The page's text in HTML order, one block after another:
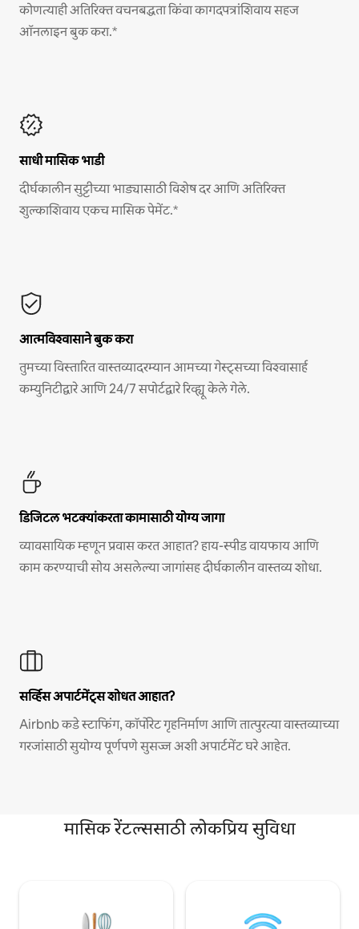
कोणत्याही अतिरिक्त वचनबद्धता किंवा कागदपत्रांशिवाय सहज
ऑनलाइन बुक करा.*
साधी मासिक भाडी
दीर्घकालीन सुट्टीच्या भाड्यासाठी विशेष दर आणि अतिरिक्त
शुल्काशिवाय एकच मासिक पेमेंट.*
आत्मविश्वासाने बुक करा
तुमच्या विस्तारित वास्तव्यादरम्यान आमच्या गेस्ट्सच्या विश्वासार्ह
कम्युनिटीद्वारे आणि 24/7 सपोर्टद्वारे रिव्ह्यू केले गेले.
डिजिटल भटक्यांकरता कामासाठी योग्य जागा
व्यावसायिक म्हणून प्रवास करत आहात? हाय-स्पीड वायफाय आणि
काम करण्याची सोय असलेल्या जागांसह दीर्घकालीन वास्तव्य शोधा.
सर्व्हिस अपार्टमेंट्स शोधत आहात?
Airbnb कडे स्टाफिंग, कॉर्पोरेट गृहनिर्माण आणि तात्पुरत्या वास्तव्याच्या
गरजांसाठी सुयोग्य पूर्णपणे सुसज्ज अशी अपार्टमेंट घरे आहेत.
मासिक रेंटल्ससाठी लोकप्रिय सुविधा